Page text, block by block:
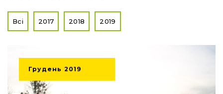
Всі 2017 2018 2019
Грудень 2019